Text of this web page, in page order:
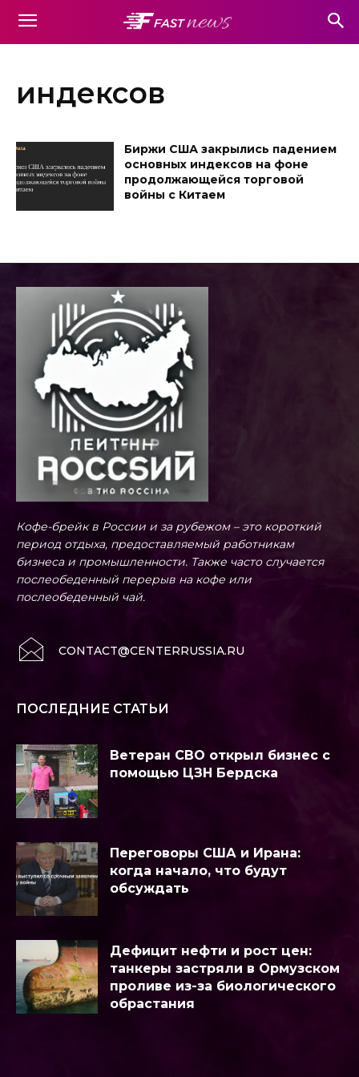
индексов
Биржи США закрылись падением
основных индексов на фоне
продолжающейся торговой
войны с Китаем
Кофе-брейк в России и за рубежом – это короткий
период отдыха, предоставляемый работникам
бизнеса и промышленности. Также часто случается
послеобеденный перерыв на кофе или
послеобеденный чай.
CONTACT@CENTERRUSSIA.RU
ПОСЛЕДНИЕ СТАТЬИ
Ветеран СВО открыл бизнес с
помощью ЦЗН Бердска
Переговоры США и Ирана:
когда начало, что будут
обсуждать
Дефицит нефти и рост цен:
танкеры застряли в Ормузском
проливе из-за биологического
обрастания